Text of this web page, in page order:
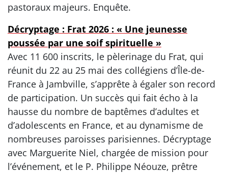
pastoraux majeurs. Enquête.
Décryptage : Frat 2026 : « Une jeunesse
poussée par une soif spirituelle »
Avec 11 600 inscrits, le pèlerinage du Frat, qui
réunit du 22 au 25 mai des collégiens d’Île-de-
France à Jambville, s’apprête à égaler son record
de participation. Un succès qui fait écho à la
hausse du nombre de baptêmes d’adultes et
d’adolescents en France, et au dynamisme de
nombreuses paroisses parisiennes. Décryptage
avec Marguerite Niel, chargée de mission pour
l’événement, et le P. Philippe Néouze, prêtre